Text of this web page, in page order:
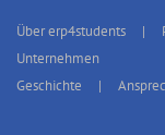
Über erp4students
Unternehmen
Geschichte